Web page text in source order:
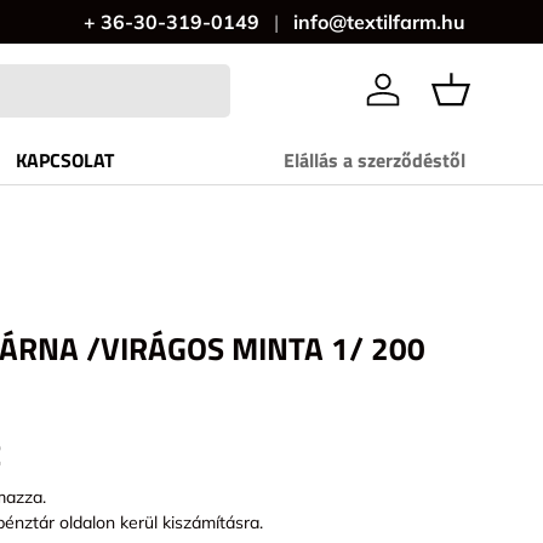
+ 36-30-319-0149 info@textilfarm.hu
Bejelentkezés
KAPCSOLAT Elállás a szerződéstől
/VIRÁGOS MINTA 1/ 200
oldalon kerül kiszámításra.